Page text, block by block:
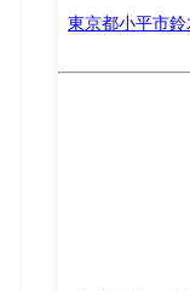
東京都小平市